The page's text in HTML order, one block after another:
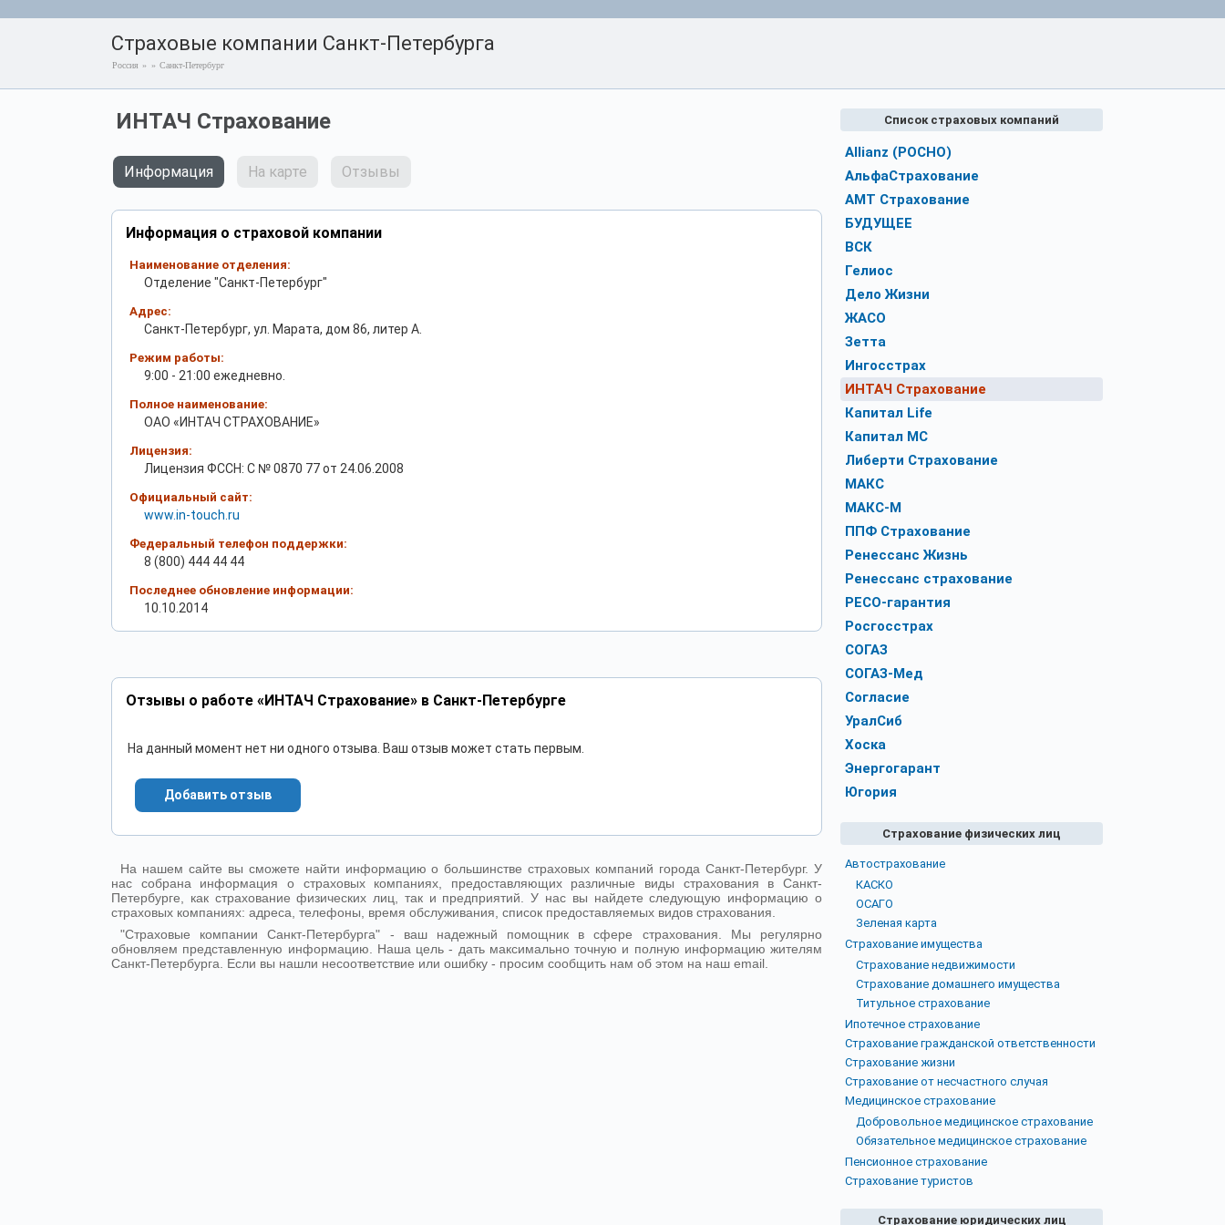
Страховые компании Санкт-Петербурга
Россия » » Санкт-Петербург
ИНТАЧ Страхование
Информация На карте Отзывы
Информация о страховой компании
Наименование отделения:
Отделение "Санкт-Петербург"
Адрес:
Санкт-Петербург, ул. Марата, дом 86, литер А.
Режим работы:
9:00 - 21:00 ежедневно.
Полное наименование:
ОАО «ИНТАЧ СТРАХОВАНИЕ»
Лицензия:
Лицензия ФССН: C № 0870 77 от 24.06.2008
Официальный сайт:
www.in-touch.ru
Федеральный телефон поддержки:
8 (800) 444 44 44
Последнее обновление информации:
10.10.2014
Отзывы о работе «ИНТАЧ Страхование» в Санкт-Петербурге
На данный момент нет ни одного отзыва. Ваш отзыв может стать первым.
Добавить отзыв
На нашем сайте вы сможете найти информацию о большинстве страховых компаний города Санкт-Петербург. У
нас собрана информация о страховых компаниях, предоставляющих различные виды страхования в Санкт-
Петербурге, как страхование физических лиц, так и предприятий. У нас вы найдете следующую информацию о
страховых компаниях: адреса, телефоны, время обслуживания, список предоставляемых видов страхования.
"Страховые компании Санкт-Петербурга" - ваш надежный помощник в сфере страхования. Мы регулярно
обновляем представленную информацию. Наша цель - дать максимально точную и полную информацию жителям
Санкт-Петербурга. Если вы нашли несоответствие или ошибку - просим сообщить нам об этом на наш email.
Список страховых компаний
Allianz (РОСНО)
АльфаСтрахование
АМТ Страхование
БУДУЩЕЕ
ВСК
Гелиос
Дело Жизни
ЖАСО
Зетта
Ингосстрах
ИНТАЧ Страхование
Капитал Life
Капитал МС
Либерти Страхование
МАКС
МАКС-М
ППФ Страхование
Ренессанс Жизнь
Ренессанс страхование
РЕСО-гарантия
Росгосстрах
СОГАЗ
СОГАЗ-Мед
Согласие
УралСиб
Хоска
Энергогарант
Югория
Страхование физических лиц
Автострахование
КАСКО
ОСАГО
Зеленая карта
Страхование имущества
Страхование недвижимости
Страхование домашнего имущества
Титульное страхование
Ипотечное страхование
Страхование гражданской ответственности
Страхование жизни
Страхование от несчастного случая
Медицинское страхование
Добровольное медицинское страхование
Обязательное медицинское страхование
Пенсионное страхование
Страхование туристов
Страхование юридических лиц